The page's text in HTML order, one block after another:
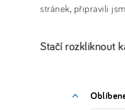
stránek, připravili
Stačí rozkliknout